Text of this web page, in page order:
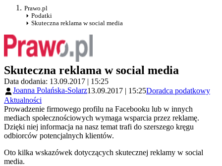
Prawo.pl
Podatki
Skuteczna reklama w social media
Skuteczna reklama w social media
Data dodania: 13.09.2017 | 15:25
Joanna Polańska-Solarz13.09.2017 | 15:25Doradca podatkowy
Aktualności
Prowadzenie firmowego profilu na Facebooku lub w innych
mediach społecznościowych wymaga wsparcia przez reklamę.
Dzięki niej informacja na nasz temat trafi do szerszego kręgu
odbiorców potencjalnych klientów.
Oto kilka wskazówek dotyczących skutecznej reklamy w social
media.